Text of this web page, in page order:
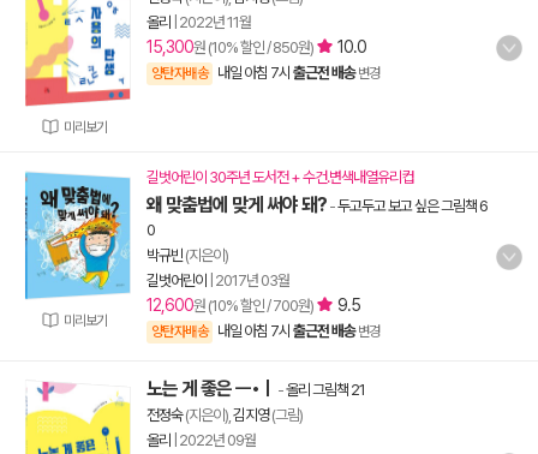
미리보기
올리
2022년 11월
15,300원 (10% 할인 / 850원) 10.0
양탄자배송 내일 아침 7시 출근전 배송 변경
미리보기
길벗어린이 30주년 도서전 + 수건.변색내열유리컵
왜 맞춤법에 맞게 써야 돼? -두고두고 보고 싶은 그림책 6
0
박규빈 (지은이)
길벗어린이
2017년 03월
12,600원 (10% 할인 / 700원) 9.5
양탄자배송 내일 아침 7시 출근전 배송 변경
노는 게 좋은 ㅡ•ㅣ -올리 그림책 21
전정숙(지은이), 김지영(그림)
올리
2022년 09월